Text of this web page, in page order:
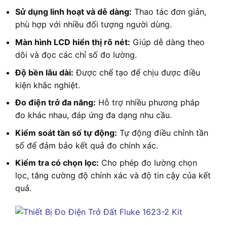
Sử dụng linh hoạt và dễ dàng: Thao tác đơn giản,
phù hợp với nhiều đối tượng người dùng.
Màn hình LCD hiển thị rõ nét: Giúp dễ dàng theo
dõi và đọc các chỉ số đo lường.
Độ bền lâu dài: Được chế tạo để chịu được điều
kiện khắc nghiệt.
Đo điện trở đa năng: Hỗ trợ nhiều phương pháp
đo khác nhau, đáp ứng đa dạng nhu cầu.
Kiểm soát tần số tự động: Tự động điều chỉnh tần
số để đảm bảo kết quả đo chính xác.
Kiểm tra có chọn lọc: Cho phép đo lường chọn
lọc, tăng cường độ chính xác và độ tin cậy của kết
quả.